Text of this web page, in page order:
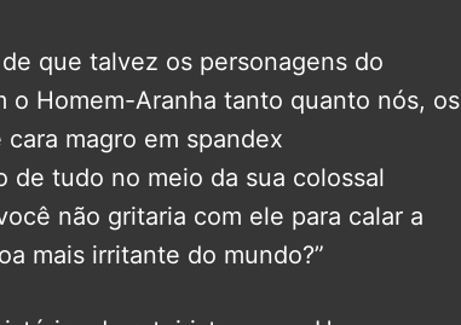
que talvez os personagens do
o Homem-Aranha tanto quanto nós, os
magro em spandex
de tudo no meio da sua colossal
não gritaria com ele para calar a
mais irritante do mundo?”